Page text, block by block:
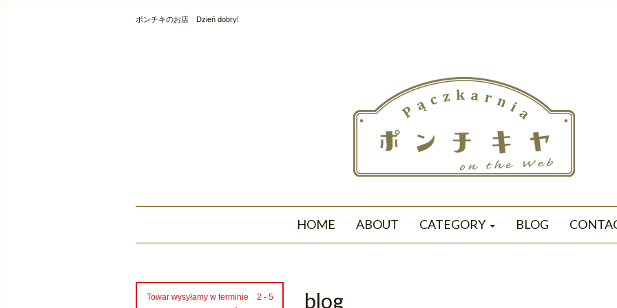
ポンチキのお店 Dzień dobry!
HOME ABOUT CATEGORY BLOG
blog
Towar wysyłamy w terminie 2 - 5